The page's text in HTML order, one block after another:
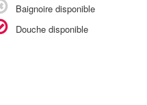
Baignoire disponible
Douche disponible